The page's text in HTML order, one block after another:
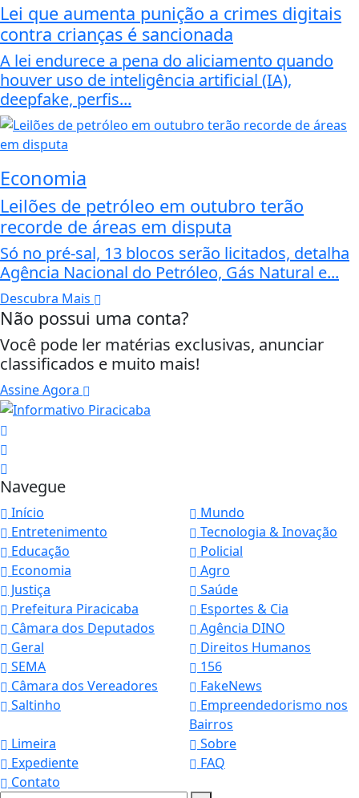
Lei que aumenta punição a crimes digitais
contra crianças é sancionada
A lei endurece a pena do aliciamento quando
houver uso de inteligência artificial (IA),
deepfake, perfis...
Economia
Leilões de petróleo em outubro terão
recorde de áreas em disputa
Só no pré-sal, 13 blocos serão licitados, detalha
Agência Nacional do Petróleo, Gás Natural e...
Descubra Mais
Não possui uma conta?
Você pode ler matérias exclusivas, anunciar
classificados e muito mais!
Assine Agora
Navegue
Início
Mundo
Entretenimento
Tecnologia & Inovação
Educação
Policial
Economia
Agro
Justiça
Saúde
Prefeitura Piracicaba
Esportes & Cia
Câmara dos Deputados
Agência DINO
Geral
Direitos Humanos
SEMA
156
Câmara dos Vereadores
FakeNews
Saltinho
Empreendedorismo nos
Bairros
Limeira
Sobre
Expediente
FAQ
Contato